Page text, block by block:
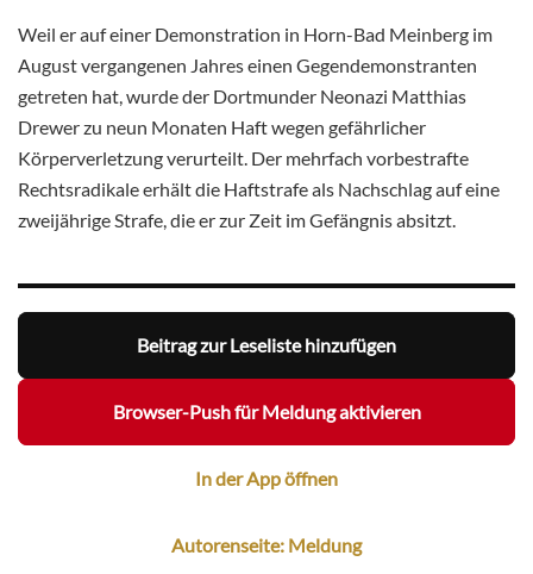
Weil er auf einer Demonstration in Horn-Bad Meinberg im
August vergangenen Jahres einen Gegendemonstranten
getreten hat, wurde der Dortmunder Neonazi Matthias
Drewer zu neun Monaten Haft wegen gefährlicher
Körperverletzung verurteilt. Der mehrfach vorbestrafte
Rechtsradikale erhält die Haftstrafe als Nachschlag auf eine
zweijährige Strafe, die er zur Zeit im Gefängnis absitzt.
Beitrag zur Leseliste hinzufügen
Browser-Push für Meldung aktivieren
In der App öffnen
Autorenseite: Meldung